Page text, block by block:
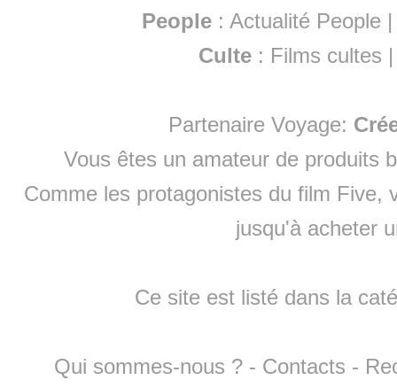
People :Actualité People
Culte : Films cultes
Partenaire Voyage:
Vous êtes un amateur de produits
Comme les protagonistes du film Five,
jusqu'à acheter
Ce site est listé dans la
Qui sommes-nous ? - Contacts -